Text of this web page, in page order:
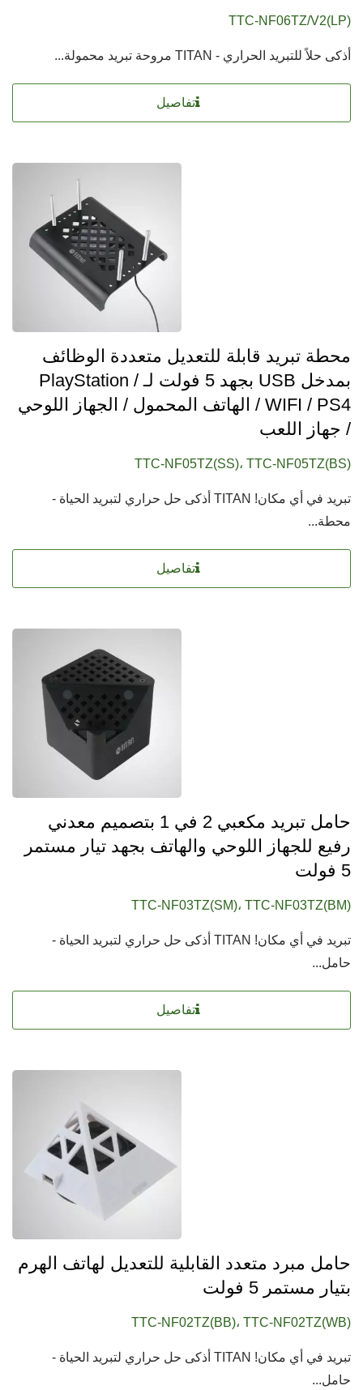
TTC-NF06TZ/V2(LP)
أذكى حلاً للتبريد الحراري - TITAN مروحة تبريد محمولة...
تفاصيل
محطة تبريد قابلة للتعديل متعددة الوظائف
بمدخل USB بجهد 5 فولت لـ PlayStation /
WIFI / PS4 / الهاتف المحمول / الجهاز اللوحي
/ جهاز اللعب
TTC-NF05TZ(SS)، TTC-NF05TZ(BS)
تبريد في أي مكان! TITAN أذكى حل حراري لتبريد الحياة -
محطة...
تفاصيل
حامل تبريد مكعبي 2 في 1 بتصميم معدني
رفيع للجهاز اللوحي والهاتف بجهد تيار مستمر
5 فولت
TTC-NF03TZ(SM)، TTC-NF03TZ(BM)
تبريد في أي مكان! TITAN أذكى حل حراري لتبريد الحياة -
حامل...
تفاصيل
حامل مبرد متعدد القابلية للتعديل لهاتف الهرم
بتيار مستمر 5 فولت
TTC-NF02TZ(BB)، TTC-NF02TZ(WB)
تبريد في أي مكان! TITAN أذكى حل حراري لتبريد الحياة -
حامل...